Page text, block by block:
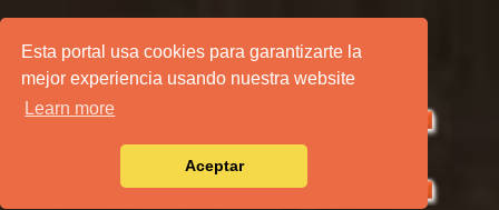
Esta portal usa cookies para garantizarte la
mejor experiencia usando nuestra website
Learn more
Aceptar
PÁGINA PRINCIPAL